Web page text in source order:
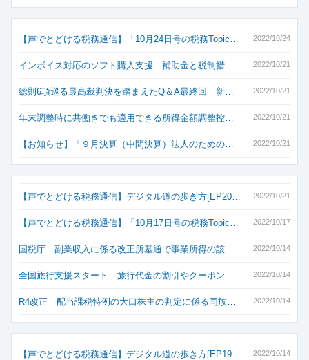
2022/10/24
【声でとどける税務通信】「10月24日号の税務Topic…
2022/10/21
インボイス対応のソフト購入支援 補助金と税制措…
2022/10/21
総則6項巡る最高裁判決を踏まえたQ＆A最終回 新…
2022/10/21
年末調整時に共働きでも適用できる所得金額調整控…
2022/10/21
【お知らせ】「９月決算（中間決算）法人のための…
2022/10/21
【声でとどける税務通信】デジタル道の歩き方[EP20…
2022/10/17
【声でとどける税務通信】「10月17日号の税務Topic…
2022/10/14
国税庁 副業収入に係る改正所基通で事業所得の該…
2022/10/14
全国旅行支援スタート 旅行代金の割引やクーポン…
2022/10/14
R4改正 配当課税特例の大口株主の判定に係る同族…
2022/10/14
【声でとどける税務通信】デジタル道の歩き方[EP19…